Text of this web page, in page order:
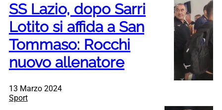
SS Lazio, dopo Sarri
Lotito si affida a San
Tommaso: Rocchi
nuovo allenatore
13 Marzo 2024
Sport